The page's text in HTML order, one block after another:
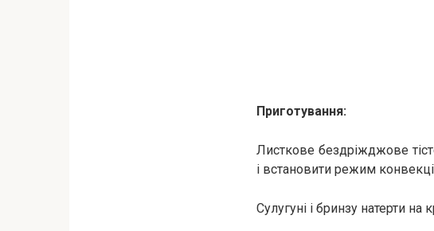
Приготування:
Листкове бездріжджове
і встановити режим
Сулугуні і бринзу натерти на